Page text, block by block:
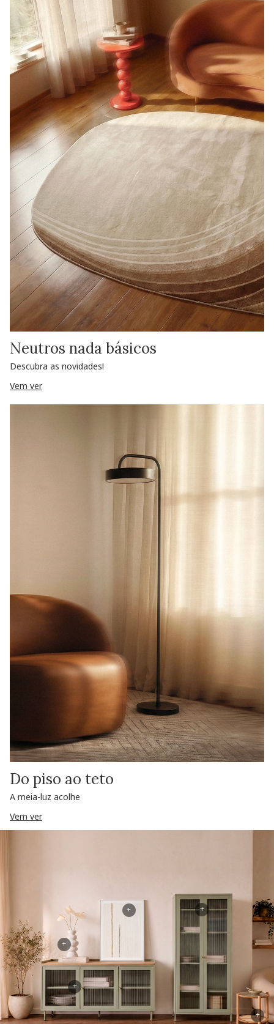
Neutros nada básicos
Descubra as novidades!
Vem ver
Do piso ao teto
A meia-luz acolhe
Vem ver
+
+
+
+
+